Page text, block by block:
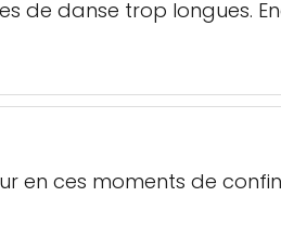
de danse trop longues.
en ces moments de